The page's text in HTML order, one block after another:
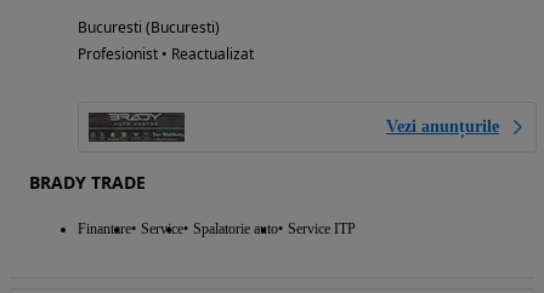
Bucuresti (Bucuresti)
Profesionist • Reactualizat
Vezi anunțurile
BRADY TRADE
Finantare Service Spalatorie auto Service ITP